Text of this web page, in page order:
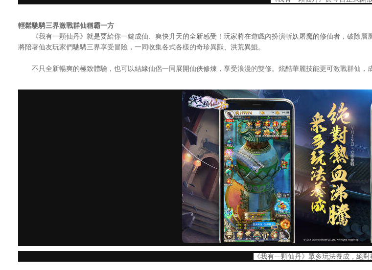
輕鬆馳騁三界激戰群仙稱霸一方
《我有一顆仙丹》就是要給你一鍵成仙、爽快升天的全新感受！玩家將在遊戲內扮演斬妖屠魔的修仙者，破除層
將陪著仙友玩家們馳騁三界享受冒險，一同收集各式各樣的奇珍異獸、洪荒異鯤。
不只全新暢爽的極致體驗，也可以結緣仙侶一同展開仙俠修煉，享受浪漫的雙修。炫酷華麗技能更可激戰群仙，
《我有一顆仙丹》眾多玩法養成，絕對